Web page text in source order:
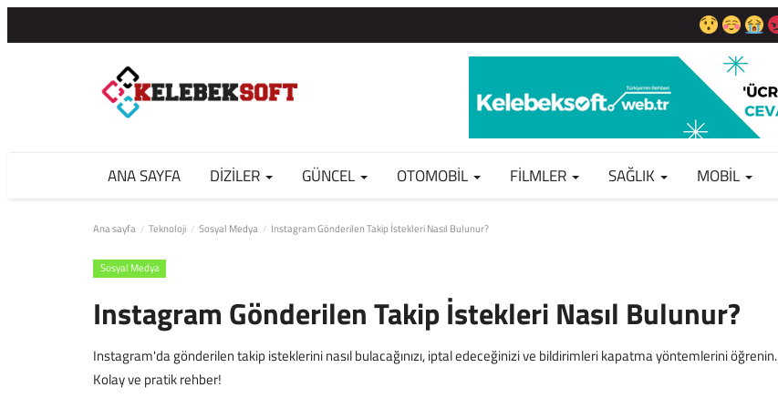
ANA SAYFA DIZILER GÜNCEL OTOMOBIL FILMLER SAĞLIK MOBIL
Ana sayfa Teknoloji Sosyal Medya Instagram Gönderilen Takip İstekleri Nasıl Bulunur?
Sosyal Medya
Instagram Gönderilen Takip İstekleri Nasıl Bulunur?
Instagram'da gönderilen takip isteklerini nasıl bulacağınızı, iptal edeceğinizi ve bildirimleri kapatma yöntemlerini öğrenin.
Kolay ve pratik rehber!